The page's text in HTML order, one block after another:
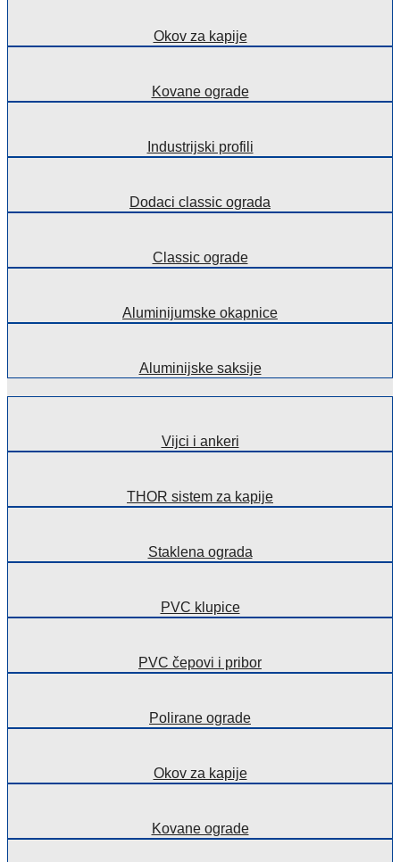
Okov za kapije
Kovane ograde
Industrijski profili
Dodaci classic ograda
Classic ograde
Aluminijumske okapnice
Aluminijske saksije
Vijci i ankeri
THOR sistem za kapije
Staklena ograda
PVC klupice
PVC čepovi i pribor
Polirane ograde
Okov za kapije
Kovane ograde